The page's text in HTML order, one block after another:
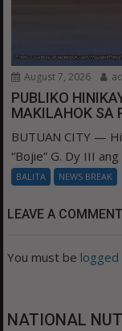
August 7, 2026
PUBLIKO
MAKILAHOK SA
BUTUAN CITY —
“Bojie” G. Dy III
BALITA NEWS BREAK
LEAVE A COMMENT
You must be logged
NATIONAL